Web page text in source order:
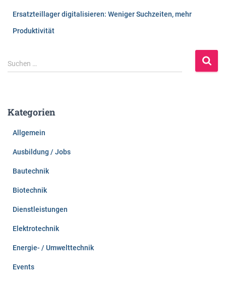
Ersatzteillager digitalisieren: Weniger Suchzeiten, mehr
Produktivität
S
u
n
Suchen …
Kategorien
Allgemein
Ausbildung / Jobs
Bautechnik
Biotechnik
Dienstleistungen
Elektrotechnik
Energie- / Umwelttechnik
Events